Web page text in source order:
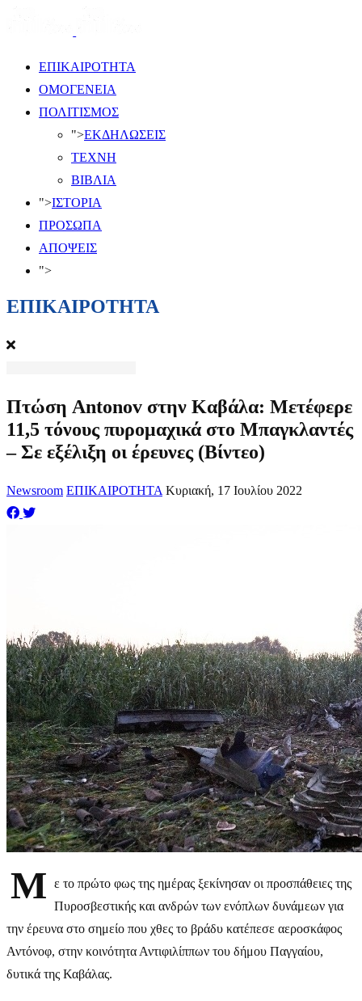
ΕΠΙΚΑΙΡΟΤΗΤΑ
ΟΜΟΓΕΝΕΙΑ
ΠΟΛΙΤΙΣΜΟΣ
">ΕΚΔΗΛΩΣΕΙΣ
ΤΕΧΝΗ
ΒΙΒΛΙΑ
">ΙΣΤΟΡΙΑ
ΠΡΟΣΩΠΑ
ΑΠΟΨΕΙΣ
">
ΕΠΙΚΑΙΡΟΤΗΤΑ
Πτώση Antonov στην Καβάλα: Μετέφερε
11,5 τόνους πυρομαχικά στο Μπαγκλαντές
– Σε εξέλιξη οι έρευνες (Βίντεο)
Newsroom ΕΠΙΚΑΙΡΟΤΗΤΑ Κυριακή, 17 Ιουλίου 2022
Μ
ε το πρώτο φως της ημέρας ξεκίνησαν οι προσπάθειες της
Πυροσβεστικής και ανδρών των ενόπλων δυνάμεων για
την έρευνα στο σημείο που χθες το βράδυ κατέπεσε αεροσκάφος
Αντόνοφ, στην κοινότητα Αντιφιλίππων του δήμου Παγγαίου,
δυτικά της Καβάλας.